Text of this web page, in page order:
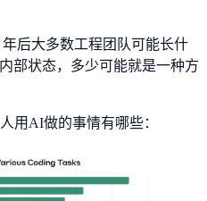
后大多数工程团队可能长什
部状态，多少可能就是一种方
用AI做的事情有哪些：